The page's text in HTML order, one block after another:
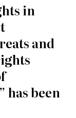
in
and
been